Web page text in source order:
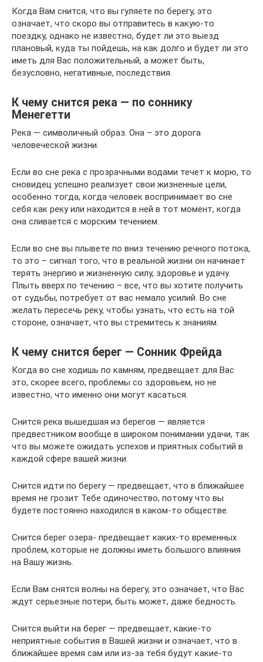
Когда Вам снится, что вы гуляете по берегу, это
означает, что скоро вы отправитесь в какую-то
поездку, однако не известно, будет ли это выезд
плановый, куда ты пойдешь, на как долго и будет ли это
иметь для Вас положительный, а может быть,
безусловно, негативные, последствия.
К чему снится река — по соннику
Менегетти
Река — символичный образ. Она – это дорога
человеческой жизни.
Если во сне река с прозрачными водами течет к морю, то
сновидец успешно реализует свои жизненные цели,
особенно тогда, когда человек воспринимает во сне
себя как реку или находится в ней в тот момент, когда
она сливается с морским течением.
Если во сне вы плывете по вниз течению речного потока,
то это – сигнал того, что в реальной жизни он начинает
терять энергию и жизненную силу, здоровье и удачу.
Плыть вверх по течению – все, что вы хотите получить
от судьбы, потребует от вас немало усилий. Во сне
желать пересечь реку, чтобы узнать, что есть на той
стороне, означает, что вы стремитесь к знаниям.
К чему снится берег — Сонник Фрейда
Когда во сне ходишь по камням, предвещает для Вас
это, скорее всего, проблемы со здоровьем, но не
известно, что именно они могут касаться.
Снится река вышедшая из берегов — является
предвестником вообще в широком понимании удачи, так
что вы можете ожидать успехов и приятных событий в
каждой сфере вашей жизни.
Снится идти по берегу — предвещает, что в ближайшее
время не грозит Тебе одиночество, потому что вы
будете постоянно находился в каком-то обществе.
Снится берег озера- предвещает каких-то временных
проблем, которые не должны иметь большого влияния
на Вашу жизнь.
Если Вам снятся волны на берегу, это означает, что Вас
ждут серьезные потери, быть может, даже бедность.
Снится выйти на берег — предвещает, какие-то
неприятные события в Вашей жизни и означает, что в
ближайшее время сам или из-за тебя будут какие-то